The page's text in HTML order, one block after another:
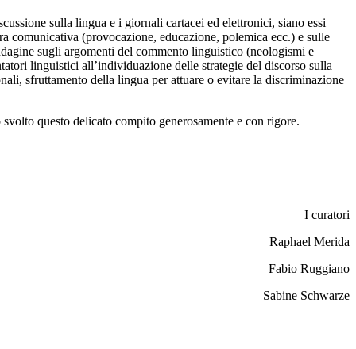
sulla lingua e i giornali cartacei ed elettronici, siano essi
(provocazione, educazione, polemica ecc.) e sulle
sugli argomenti del commento linguistico (neologismi e
linguistici all’individuazione delle strategie del discorso sulla
sfruttamento della lingua per attuare o evitare la discriminazione
questo delicato compito generosamente e con rigore.
I curatori
Raphael Merida
Fabio Ruggiano
Sabine Schwarze